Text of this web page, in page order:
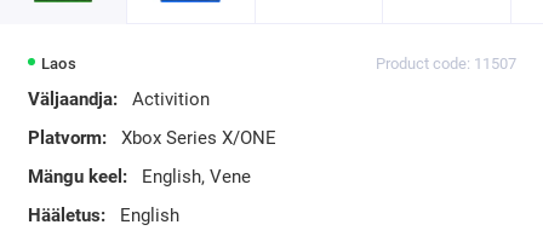
Laos Product code: 11507
Väljaandja:
Activition
Platvorm:
Xbox Series X/ONE
Mängu keel:
English, Vene
Hääletus:
English